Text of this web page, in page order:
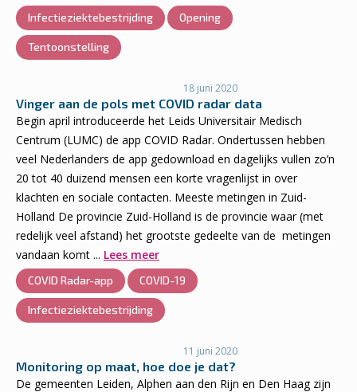
Infectieziektebestrijding Opening
Tentoonstelling
18 juni 2020
Vinger aan de pols met COVID radar data
Begin april introduceerde het Leids Universitair Medisch
Centrum (LUMC) de app COVID Radar. Ondertussen hebben
veel Nederlanders de app gedownload en dagelijks vullen zo’n
20 tot 40 duizend mensen een korte vragenlijst in over
klachten en sociale contacten. Meeste metingen in Zuid-
Holland De provincie Zuid-Holland is de provincie waar (met
redelijk veel afstand) het grootste gedeelte van de metingen
vandaan komt ... Lees meer
COVID Radar-app COVID-19
Infectieziektebestrijding
11 juni 2020
Monitoring op maat, hoe doe je dat?
De gemeenten Leiden, Alphen aan den Rijn en Den Haag zijn